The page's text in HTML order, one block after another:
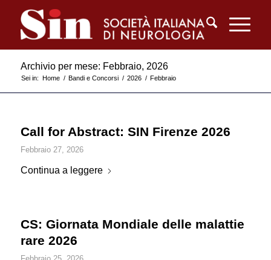
Archivio per mese: Febbraio, 2026
Sei in: Home / Bandi e Concorsi / 2026 / Febbraio
Call for Abstract: SIN Firenze 2026
Febbraio 27, 2026
Continua a leggere
CS: Giornata Mondiale delle malattie
rare 2026